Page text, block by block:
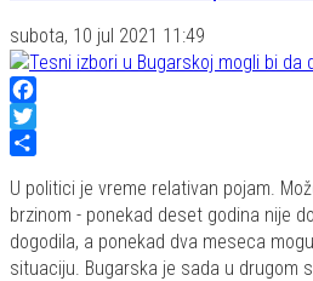
subota, 10 jul 2021 11:49
Facebook
Twitter
U politici je vreme relativan pojam.
brzinom - ponekad deset godina nije
dogodila, a ponekad dva meseca
situaciju. Bugarska je sada u drugom